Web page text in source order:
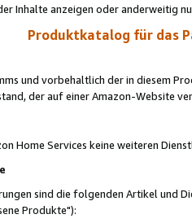
Inhalte anzeigen oder anderweitig
Produktkatalog für das
und vorbehaltlich der in diesem
der auf einer Amazon-Website
Home Services keine weiteren
sind die folgenden Artikel und
Produkte"):